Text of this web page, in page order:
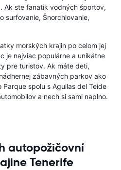
Ak ste fanatik vodných športov,
surfovanie, Šnorchlovanie,
morských krajin po celom jej
je najviac populárne a unikátne
pre turistov. Ak máte deti,
zábavných parkov ako
spolu s Aguilas del Teide
a nech si sami naplno.
autopožičovní
Tenerife